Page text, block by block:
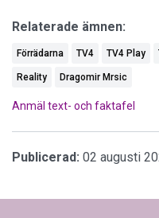
Relaterade ämnen:
Förrädarna TV4 TV4 Play
Reality Dragomir Mrsic
Anmäl text- och faktafel
Publicerad: 02 augusti